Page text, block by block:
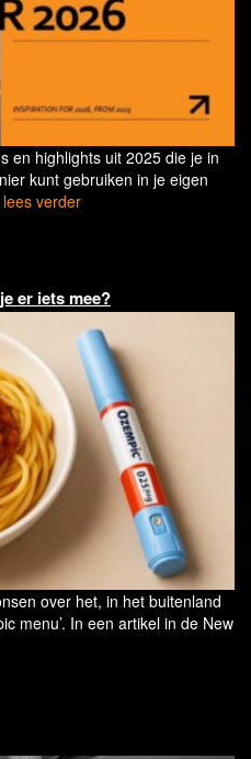
en highlights uit 2025 die je in
kunt gebruiken in je eigen
lees verder
er iets mee?
over het, in het buitenland
menu’. In een artikel in de New